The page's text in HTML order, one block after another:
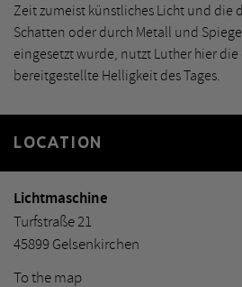
Zeit zumeist künstliches Licht und die
Schatten oder durch Metall und
eingesetzt wurde, nutzt Luther hier
bereitgestellte Helligkeit des Tages.
LOCATION
Lichtmaschine
Turfstraße 21
45899 Gelsenkirchen
To the map